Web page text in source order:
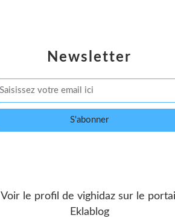
Newsletter
Voir le profil de vighidaz sur le
Eklablog